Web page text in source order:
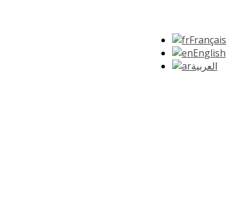
Français
English
العربية